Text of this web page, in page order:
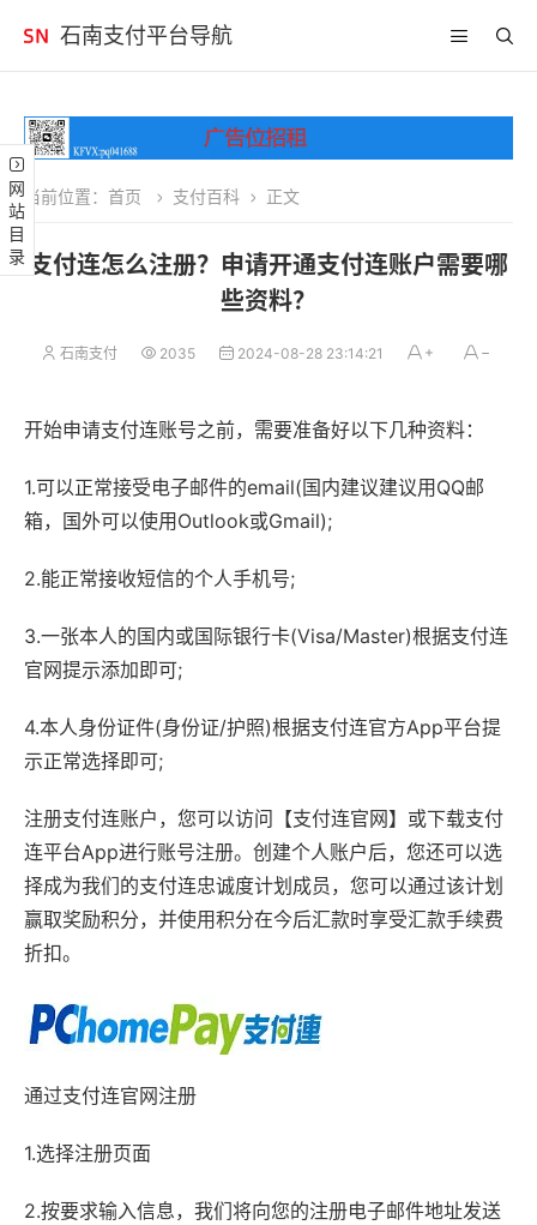
石南支付平台导航
网站目录 当前位置： 首页 支付百科 正文
支付连怎么注册？申请开通支付连账户需要哪
些资料？
石南支付 2035 2024-08-28 23:14:21
开始申请支付连账号之前，需要准备好以下几种资料：
1.可以正常接受电子邮件的email(国内建议建议用QQ邮
箱，国外可以使用Outlook或Gmail);
2.能正常接收短信的个人手机号;
3.一张本人的国内或国际银行卡(Visa/Master)根据支付连
官网提示添加即可;
4.本人身份证件(身份证/护照)根据支付连官方App平台提
示正常选择即可;
注册支付连账户，您可以访问【支付连官网】或下载支付
连平台App进行账号注册。创建个人账户后，您还可以选
择成为我们的支付连忠诚度计划成员，您可以通过该计划
赢取奖励积分，并使用积分在今后汇款时享受汇款手续费
折扣。
通过支付连官网注册
1.选择注册页面
2.按要求输入信息，我们将向您的注册电子邮件地址发送